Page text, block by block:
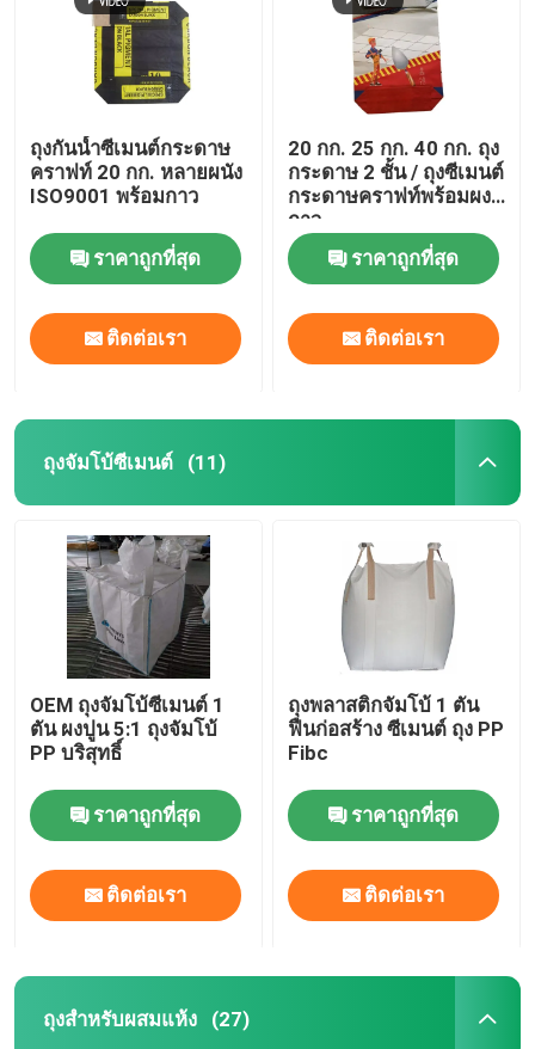
ถุงกันน้ำซีเมนต์กระดาษ
คราฟท์ 20 กก. หลายผนัง
ISO9001 พร้อมกาว
ราคาถูกที่สุด
ติดต่อเรา
20 กก. 25 กก. 40 กก. ถุง
กระดาษ 2 ชั้น / ถุงซีเมนต์
กระดาษคราฟท์พร้อมผง
กาว
ราคาถูกที่สุด
ติดต่อเรา
ถุงจัมโบ้ซีเมนต์ (11)
OEM ถุงจัมโบ้ซีเมนต์ 1
ตัน ผงปูน 5:1 ถุงจัมโบ้
PP บริสุทธิ์
ราคาถูกที่สุด
ติดต่อเรา
ถุงพลาสติกจัมโบ้ 1 ตัน
ฟืนก่อสร้าง ซีเมนต์ ถุง PP
Fibc
ราคาถูกที่สุด
ติดต่อเรา
ถุงสําหรับผสมแห้ง (27)